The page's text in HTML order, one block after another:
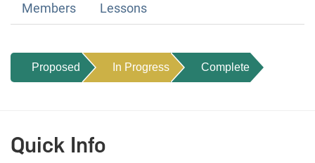
Members Lessons
Proposed In Progress Complete
Quick Info